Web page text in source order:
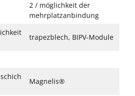
2 / möglichkeit der
mehrplatzanbindung
trapezblech, BIPV-Module
Magnelis®